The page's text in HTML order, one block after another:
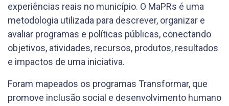
experiências reais no município. O MaPRs é uma
metodologia utilizada para descrever, organizar e
avaliar programas e políticas públicas, conectando
objetivos, atividades, recursos, produtos, resultados
e impactos de uma iniciativa.
Foram mapeados os programas Transformar, que
promove inclusão social e desenvolvimento humano